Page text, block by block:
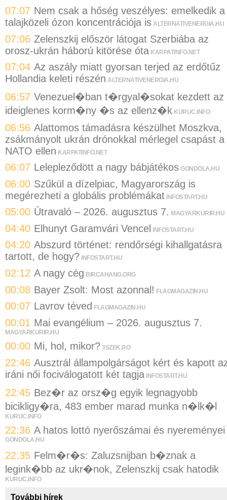
07:07 Nem csak a hőség veszélyes: emelkedik a
talajközeli ózon koncentrációja is ALTERNATIVENERGIA.HU
07:06 Zelenszkij először látogat Szerbiába az
orosz-ukrán háború kitörése óta KARPATINFO.NET
07:04 Az aszály miatt gyorsan terjed az erdőtűz
Hollandia keleti részén ALTERNATIVENERGIA.HU
06:57 Venezuel�ban t�rgyal�sokat kezdett az
ideiglenes korm�ny �s az ellenz�k KURUC.INFO
06:56 Alattomos támadásra készülhet Moszkva,
zsákmányolt ukrán drónokkal mérlegel csapást a
NATO ellen KARPATINFO.NET
06:07 Lelepleződött a nagy bábjátékos GONDOLA.HU
06:00 Szűkül a dízelpiac, Magyarország is
megérezheti a globális problémákat INFOSTART.HU
05:00 Útravaló – 2026. augusztus 7. MAGYARKURIR.HU
04:40 Elhunyt Garamvári Vencel INFOSTART.HU
04:20 Abszurd történet: rendőrségi kihallgatásra
tartott, de hogy? INFOSTART.HU
02:12 A nagy cég BIRCAHANG.ORG
00:08 Bayer Zsolt: Most azonnal! FLAGMAGAZIN.HU
00:07 Lavrov téved FLAGMAGAZIN.HU
00:01 Mai evangélium – 2026. augusztus 7.
MAGYARKURIR.HU
00:00 Mi, hol, mikor? 3SZEK.RO
22:46 Ausztrál állampolgárságot kért és kapott
iráni női fociválogatott két tagja INFOSTART.HU
22:45 Bez�r az orsz�g egyik legnagyobb
bicikligy�ra, 483 ember marad munka n�lk�l
KURUC.INFO
22:36 A hatos lottó nyerőszámai és nyereményei
GONDOLA.HU
22:35 Felm�r�s: Zaluzsnijban b�znak a
legink�bb az ukr�nok, Zelenszkij csak hatodik
KURUC.INFO
További hírek